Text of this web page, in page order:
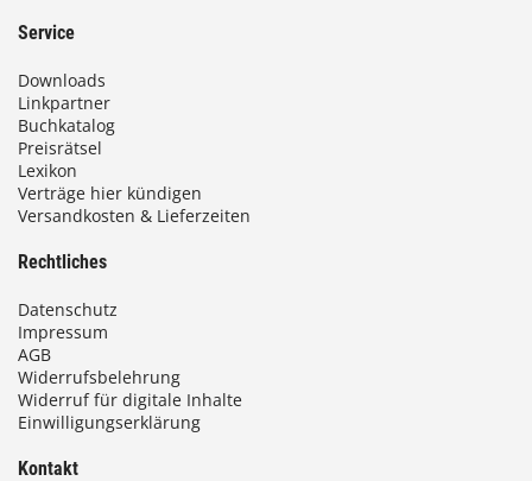
Service
Downloads
Linkpartner
Buchkatalog
Preisrätsel
Lexikon
Verträge hier kündigen
Versandkosten & Lieferzeiten
Rechtliches
Datenschutz
Impressum
AGB
Widerrufsbelehrung
Widerruf für digitale Inhalte
Einwilligungserklärung
Kontakt